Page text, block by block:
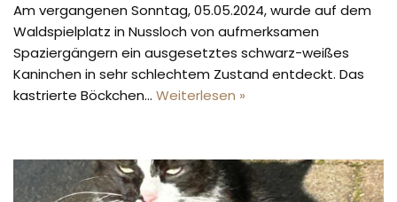
Am vergangenen Sonntag, 05.05.2024, wurde auf dem
Waldspielplatz in Nussloch von aufmerksamen
Spaziergängern ein ausgesetztes schwarz-weißes
Kaninchen in sehr schlechtem Zustand entdeckt. Das
kastrierte Böckchen… Weiterlesen »